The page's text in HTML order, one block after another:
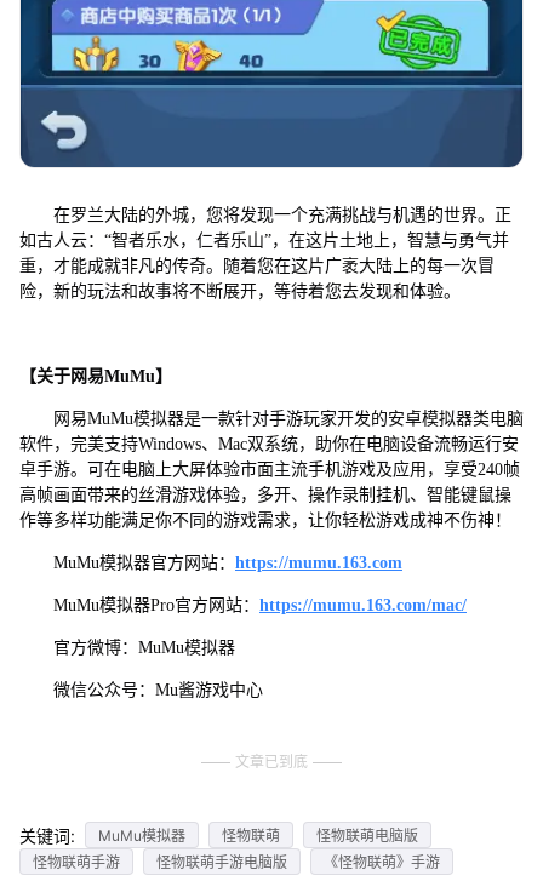
在罗兰大陆的外城，您将发现一个充满挑战与机遇的世界。正
如古人云：“智者乐水，仁者乐山”，在这片土地上，智慧与勇气并
重，才能成就非凡的传奇。随着您在这片广袤大陆上的每一次冒
险，新的玩法和故事将不断展开，等待着您去发现和体验。
【关于网易MuMu】
网易MuMu模拟器是一款针对手游玩家开发的安卓模拟器类电脑
软件，完美支持Windows、Mac双系统，助你在电脑设备流畅运行安
卓手游。可在电脑上大屏体验市面主流手机游戏及应用，享受240帧
高帧画面带来的丝滑游戏体验，多开、操作录制挂机、智能键鼠操
作等多样功能满足你不同的游戏需求，让你轻松游戏成神不伤神！
MuMu模拟器官方网站： https://mumu.163.com
MuMu模拟器Pro官方网站： https://mumu.163.com/mac/
官方微博：MuMu模拟器
微信公众号：Mu酱游戏中心
文章已到底
关键词: MuMu模拟器 怪物联萌
怪物联萌电脑版
怪物联萌手游
怪物联萌手游电脑版 《怪物联萌》手游